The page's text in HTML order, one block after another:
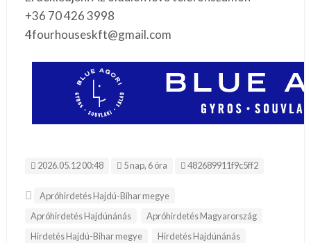
+36 70 426 3998
4fourhouseskft@gmail.com
2026.05.12 00:48 5 nap, 6 óra Hirdetés ID:
482689911f9c5ff2
Apróhirdetés Hajdú-Bihar megye
Apróhirdetés Hajdúnánás
Apróhirdetés Magyarország
Hirdetés Hajdú-Bihar megye
Hirdetés Hajdúnánás